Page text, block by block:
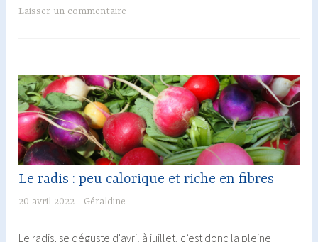
peut
vous
aider
!
Laisser un commentaire
Le radis : peu calorique et riche en fibres
20 avril 2022 Géraldine
Le radis, se déguste d'avril à juillet, c’est donc la pleine